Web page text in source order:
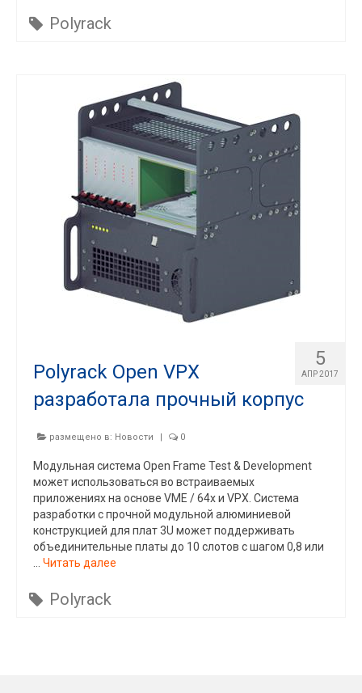
Polyrack
5
АПР 2017
Polyrack Open VPX
разработала прочный корпус
размещено в: Новости | 0
Модульная система Open Frame Test & Development
может использоваться во встраиваемых
приложениях на основе VME / 64x и VPX. Система
разработки с прочной модульной алюминиевой
конструкцией для плат 3U может поддерживать
объединительные платы до 10 слотов с шагом 0,8 или
Читать далее
Polyrack